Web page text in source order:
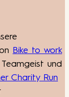
Bike to work
und
Charity Run